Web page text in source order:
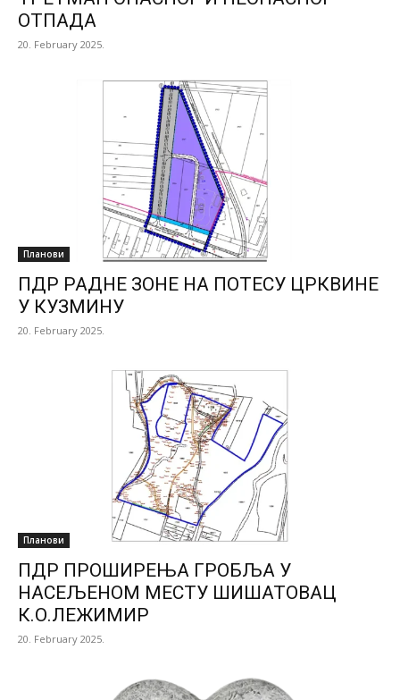
ОТПАДА
20. February 2025.
Планови
ПДР РАДНЕ ЗОНЕ НА ПОТЕСУ ЦРКВИНЕ
У КУЗМИНУ
20. February 2025.
Планови
ПДР ПРОШИРЕЊА ГРОБЉА У
НАСЕЉЕНОМ МЕСТУ ШИШАТОВАЦ
К.О.ЛЕЖИМИР
20. February 2025.